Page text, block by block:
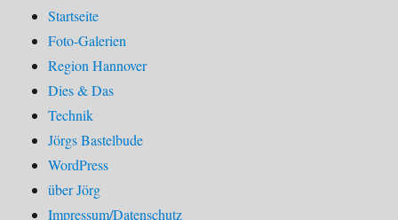
Startseite
Foto-Galerien
Region Hannover
Dies & Das
Technik
Jörgs Bastelbude
WordPress
über Jörg
Impressum/Datenschutz